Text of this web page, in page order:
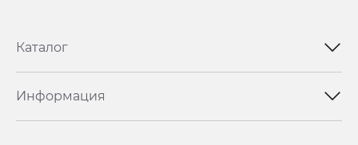
Каталог
Информация